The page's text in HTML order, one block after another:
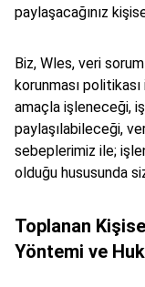
paylaşacağınız
Biz, Wles, veri
korunması
amaçla işleneceği,
paylaşılabileceği,
sebeplerimiz ile;
olduğu hususunda
Toplanan
Yöntemi ve